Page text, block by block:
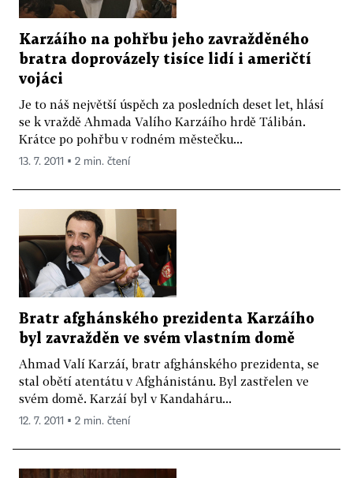
Karzáího na pohřbu jeho zavražděného
bratra doprovázely tisíce lidí i američtí
vojáci
Je to náš největší úspěch za posledních deset let, hlásí
se k vraždě Ahmada Valího Karzáího hrdě Tálibán.
Krátce po pohřbu v rodném městečku...
13. 7. 2011 ▪ 2 min. čtení
Bratr afghánského prezidenta Karzáího
byl zavražděn ve svém vlastním domě
Ahmad Valí Karzáí, bratr afghánského prezidenta, se
stal obětí atentátu v Afghánistánu. Byl zastřelen ve
svém domě. Karzáí byl v Kandaháru...
12. 7. 2011 ▪ 2 min. čtení